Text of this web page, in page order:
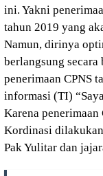
ini. Yakni
tahun 2019 yang
Namun, dirinya
berlangsung
penerimaan CPNS
informasi (TI)
Karena penerimaan
Kordinasi
Pak Yulitar dan